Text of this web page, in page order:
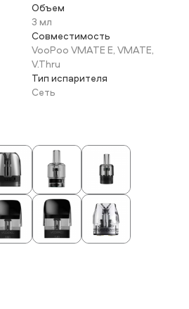
Объем
3 мл
Совместимость
VooPoo VMATE E, VMATE,
V.Thru
Тип испарителя
Сеть